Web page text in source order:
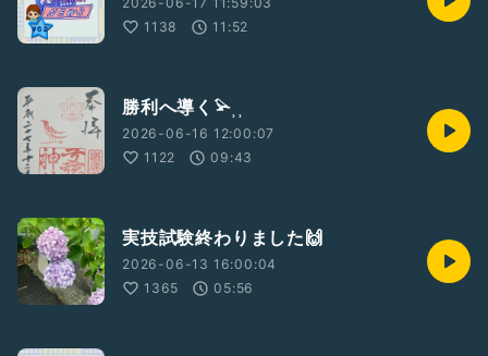
1138
11:52
勝利へ導く𓅫⸒⸒
2026-06-16 12:00:07
1122
09:43
実技試験終わりました🙌
2026-06-13 16:00:04
1365
05:56